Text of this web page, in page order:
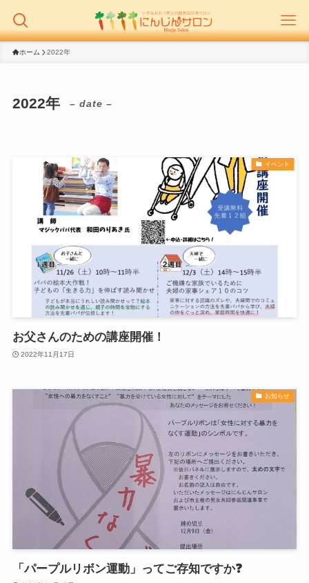
ホーム 2022年
2022年 – date –
イベント
お父さんのための講座開催！
2022年11月17日
お知らせ
「パープルリボン運動」ってご存知ですか❓